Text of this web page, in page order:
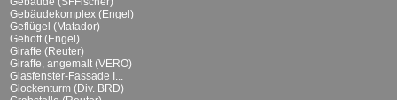
Gebäudekomplex (Engel)
Geflügel (Matador)
Gehöft (Engel)
Giraffe (Reuter)
Giraffe, angemalt (VERO)
Glasfenster-Fassade I...
Glockenturm (Div. BRD)